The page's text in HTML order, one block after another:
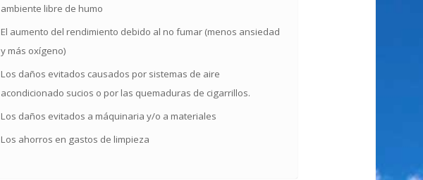
ambiente libre de humo
El aumento del rendimiento debido al no fumar (menos ansiedad
y más oxígeno)
Los daños evitados causados por sistemas de aire
acondicionado sucios o por las quemaduras de cigarrillos.
Los daños evitados a máquinaria y/o a materiales
Los ahorros en gastos de limpieza